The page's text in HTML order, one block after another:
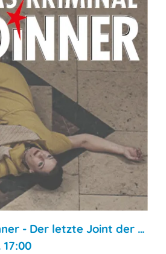
- Der letzte Joint der …
17:00